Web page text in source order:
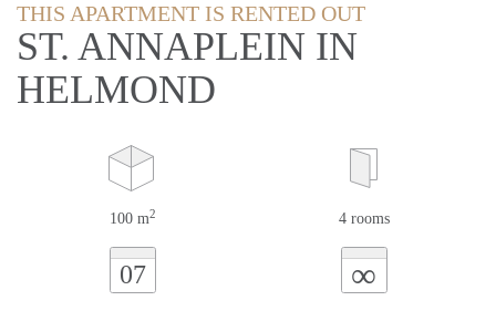
THIS APARTMENT IS RENTED OUT
ST. ANNAPLEIN IN
HELMOND
100 m2 4 rooms
07 ∞